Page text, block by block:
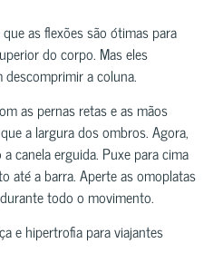
as flexões são ótimas para
do corpo. Mas eles
a coluna.
as pernas retas e as mãos
a largura dos ombros. Agora,
canela erguida. Puxe para cima
até a barra. Aperte as omoplatas
todo o movimento.
e hipertrofia para viajantes